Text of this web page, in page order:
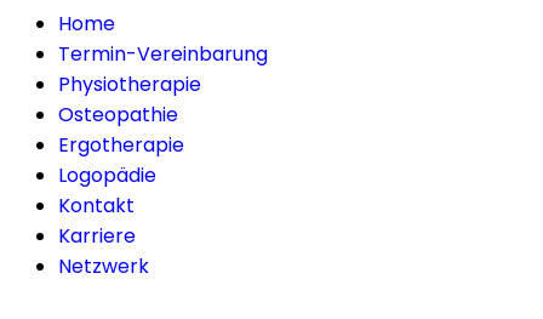
Home
Termin-Vereinbarung
Physiotherapie
Osteopathie
Ergotherapie
Logopädie
Kontakt
Karriere
Netzwerk